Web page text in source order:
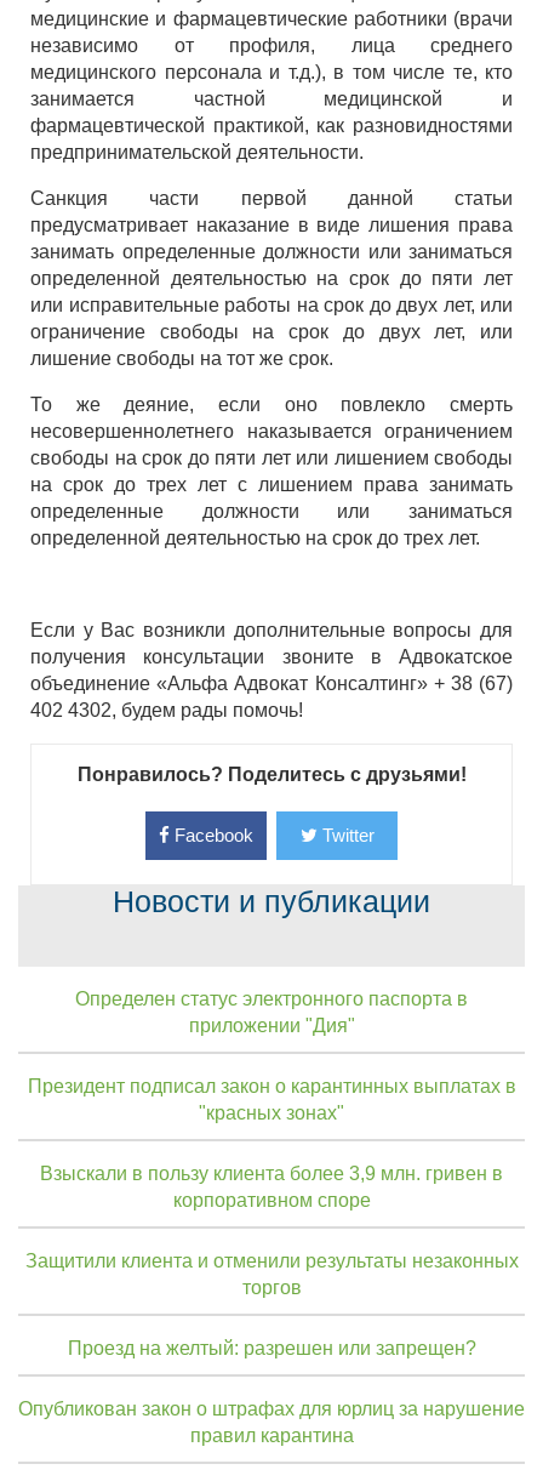
медицинские и фармацевтические работники (врачи
независимо от профиля, лица среднего
медицинского персонала и т.д.), в том числе те, кто
занимается частной медицинской и
фармацевтической практикой, как разновидностями
предпринимательской деятельности.
Санкция части первой данной статьи
предусматривает наказание в виде лишения права
занимать определенные должности или заниматься
определенной деятельностью на срок до пяти лет
или исправительные работы на срок до двух лет, или
ограничение свободы на срок до двух лет, или
лишение свободы на тот же срок.
То же деяние, если оно повлекло смерть
несовершеннолетнего наказывается ограничением
свободы на срок до пяти лет или лишением свободы
на срок до трех лет с лишением права занимать
определенные должности или заниматься
определенной деятельностью на срок до трех лет.
Если у Вас возникли дополнительные вопросы для
получения консультации звоните в Адвокатское
объединение «Альфа Адвокат Консалтинг» + 38 (67)
402 4302, будем рады помочь!
Понравилось? Поделитесь с друзьями!
Facebook Twitter
Новости и публикации
Определен статус электронного паспорта в
приложении "Дия"
Президент подписал закон о карантинных выплатах в
"красных зонах"
Взыскали в пользу клиента более 3,9 млн. гривен в
корпоративном споре
Защитили клиента и отменили результаты незаконных
торгов
Проезд на желтый: разрешен или запрещен?
Опубликован закон о штрафах для юрлиц за нарушение
правил карантина